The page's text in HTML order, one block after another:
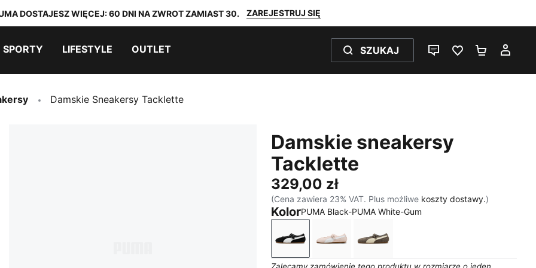
DOSTAJESZ WIĘCEJ: 60 DNI NA ZWROT ZAMIAST 30. ZAREJESTRUJ SIĘ
SPORTY LIFESTYLE OUTLET SZUKAJ
CZAT NA ŻYWO
ULUBIONE 0
KOSZYK
Damskie Sneakersy Tacklette
Damskie sneakersy
Tacklette
329,00 zł
(Cena zawiera 23% VAT. Plus możliwe koszty dostawy.)
KolorPUMA Black-PUMA White-Gum
PUMA Black-PUMA White-Gum
Jasmine Flower-PUMA White-Gum
Matte Bronze-Alpine Snow-Gum